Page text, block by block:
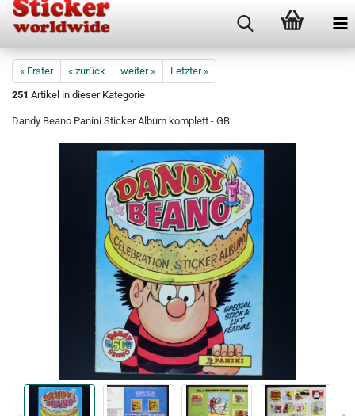
« Erster « zurück weiter »
Letzter »
251 Artikel in dieser Kategorie
Dandy Beano Panini Sticker Album komplett - GB